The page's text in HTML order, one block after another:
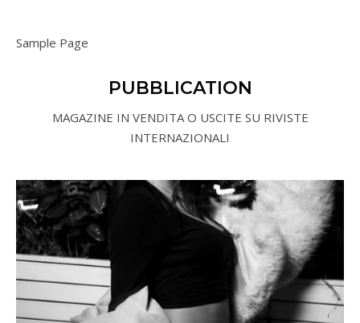
Sample Page
PUBBLICATION
MAGAZINE IN VENDITA O USCITE SU RIVISTE
INTERNAZIONALI